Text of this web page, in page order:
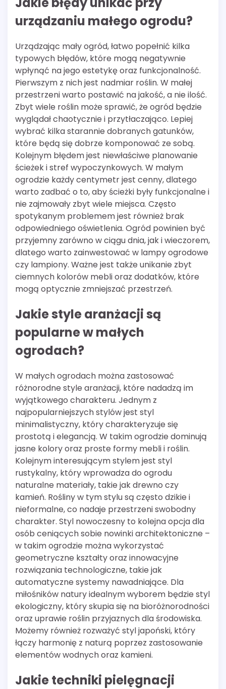
urządzaniu małego ogrodu?
Urządzając mały ogród, łatwo popełnić kilka
typowych błędów, które mogą negatywnie
wpłynąć na jego estetykę oraz funkcjonalność.
Pierwszym z nich jest nadmiar roślin. W małej
przestrzeni warto postawić na jakość, a nie ilość.
Zbyt wiele roślin może sprawić, że ogród będzie
wyglądał chaotycznie i przytłaczająco. Lepiej
wybrać kilka starannie dobranych gatunków,
które będą się dobrze komponować ze sobą.
Kolejnym błędem jest niewłaściwe planowanie
ścieżek i stref wypoczynkowych. W małym
ogrodzie każdy centymetr jest cenny, dlatego
warto zadbać o to, aby ścieżki były funkcjonalne i
nie zajmowały zbyt wiele miejsca. Często
spotykanym problemem jest również brak
odpowiedniego oświetlenia. Ogród powinien być
przyjemny zarówno w ciągu dnia, jak i wieczorem,
dlatego warto zainwestować w lampy ogrodowe
czy lampiony. Ważne jest także unikanie zbyt
ciemnych kolorów mebli oraz dodatków, które
mogą optycznie zmniejszać przestrzeń.
Jakie style aranżacji są
popularne w małych
ogrodach?
W małych ogrodach można zastosować
różnorodne style aranżacji, które nadadzą im
wyjątkowego charakteru. Jednym z
najpopularniejszych stylów jest styl
minimalistyczny, który charakteryzuje się
prostotą i elegancją. W takim ogrodzie dominują
jasne kolory oraz proste formy mebli i roślin.
Kolejnym interesującym stylem jest styl
rustykalny, który wprowadza do ogrodu
naturalne materiały, takie jak drewno czy
kamień. Rośliny w tym stylu są często dzikie i
nieformalne, co nadaje przestrzeni swobodny
charakter. Styl nowoczesny to kolejna opcja dla
osób ceniących sobie nowinki architektoniczne –
w takim ogrodzie można wykorzystać
geometryczne kształty oraz innowacyjne
rozwiązania technologiczne, takie jak
automatyczne systemy nawadniające. Dla
miłośników natury idealnym wyborem będzie styl
ekologiczny, który skupia się na bioróżnorodności
oraz uprawie roślin przyjaznych dla środowiska.
Możemy również rozważyć styl japoński, który
łączy harmonię z naturą poprzez zastosowanie
elementów wodnych oraz kamieni.
Jakie techniki pielęgnacji